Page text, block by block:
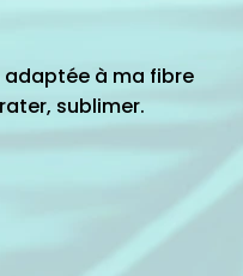
adaptée à ma fibre
sublimer.